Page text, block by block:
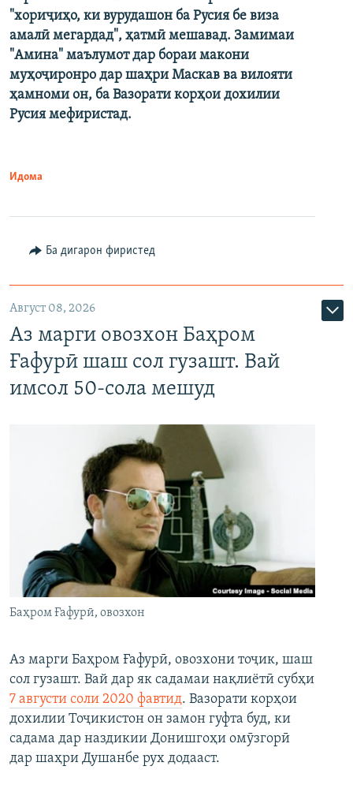
"хориҷиҳо, ки вурудашон ба Русия бе виза
амалӣ мегардад", ҳатмӣ мешавад. Замимаи
"Амина" маълумот дар бораи макони
муҳоҷиронро дар шаҳри Маскав ва вилояти
ҳамноми он, ба Вазорати корҳои дохилии
Русия мефиристад.
Идома
Ба дигарон фиристед
Август 08, 2026
Аз марги овозхон Баҳром
Ғафурӣ шаш сол гузашт. Вай
имсол 50-сола мешуд
Баҳром Ғафурӣ, овозхон
Аз марги Баҳром Ғафурӣ, овозхони тоҷик, шаш
сол гузашт. Вай дар як садамаи нақлиётӣ субҳи
7 августи соли 2020 фавтид. Вазорати корҳои
дохилии Тоҷикистон он замон гуфта буд, ки
садама дар наздикии Донишгоҳи омӯзгорӣ
дар шаҳри Душанбе рух додааст.